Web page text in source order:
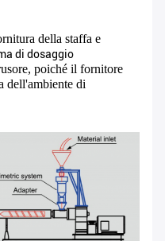
presto!
della staffa e
di dosaggio
poiché il fornitore
dell'ambiente di